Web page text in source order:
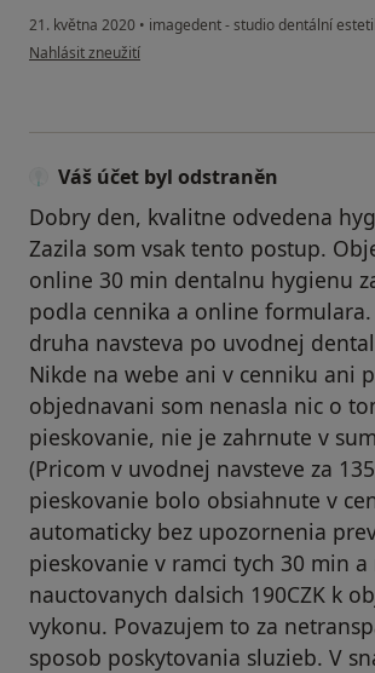
21. května 2020 • imagedent - studio dentální
podle názoru uživatele Váš účet byl odstraněn
Nahlásit zneužití
Váš účet byl odstraněn
Dobry den, kvalitne odvedena
Zazila som vsak tento postup.
online 30 min dentalnu hygienu
podla cennika a online
druha navsteva po uvodnej
Nikde na webe ani v cenniku ani
objednavani som nenasla nic o
pieskovanie, nie je zahrnute v
(Pricom v uvodnej navsteve za
pieskovanie bolo obsiahnute v
automaticky bez upozornenia
pieskovanie v ramci tych 30 min a
nauctovanych dalsich 190CZK k
vykonu. Povazujem to za
sposob poskytovania sluzieb. V